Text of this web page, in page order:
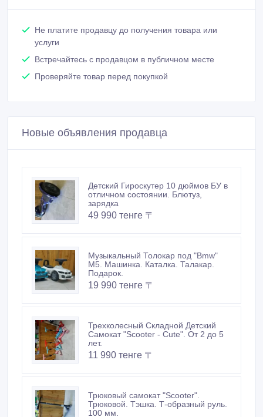
Не платите продавцу до получения товара или
услуги
Встречайтесь с продавцом в публичном месте
Проверяйте товар перед покупкой
Новые объявления продавца
Детский Гироскутер 10 дюймов БУ в
отличном состоянии. Блютуз,
зарядка
49 990 тенге 〒
Музыкальный Толокар под "Bmw"
M5. Машинка. Каталка. Талакар.
Подарок.
19 990 тенге 〒
Трехколесный Складной Детский
Самокат "Scooter - Cute". От 2 до 5
лет.
11 990 тенге 〒
Трюковый самокат "Scooter".
Трюковой. Тэшка. Т-образный руль.
100 мм.